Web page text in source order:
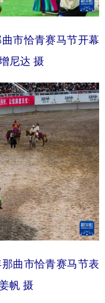
市恰青赛马节开幕
尼达 摄
曲市恰青赛马节表
帆 摄